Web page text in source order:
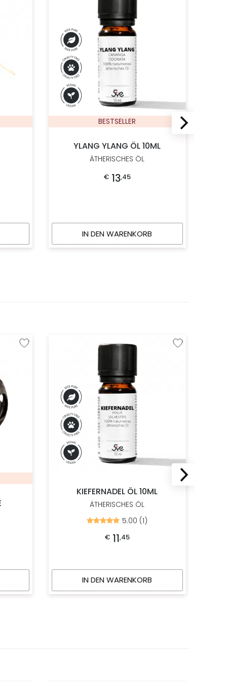
BESTSELLER
YLANG YLANG ÖL 10ML
ÄTHERISCHES ÖL
€ 13,45
IN DEN WARENKORB
Zur Wunschliste hinzufügen Zur Wunschliste
KIEFERNADEL ÖL 10ML
ÄTHERISCHES ÖL
Bewertet
5.00
von
5.00 (1)
€ 11,45
IN DEN WARENKORB